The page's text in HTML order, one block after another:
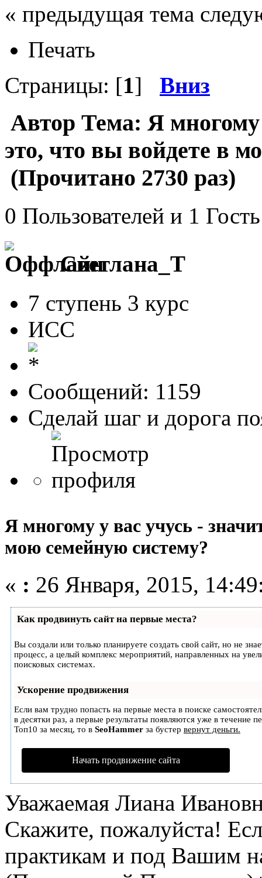
« предыдущая тема
Печать
Страницы: [1] Вниз
Автор Тема: Я многому
это, что вы войдете в
(Прочитано 2730 раз)
0 Пользователей и 1
Светлана_Т
7 ступень 3 курс
ИСС
Сообщений: 1159
Сделай шаг и дорога
Я многому у вас учусь -
мою семейную систему?
« : 26 Января, 2015,
Как продвинуть сайт на первые места?
Вы создали или только планируете создать свой сайт, но не
процесс, а целый комплекс мероприятий, направленных на
поисковых системах.
Ускорение продвижения
Если вам трудно попасть на первые места в поиске
в десятки раз, а первые результаты появляются уже в течение
Топ10 за месяц, то в SeoHammer за бустер вернут деньги.
Начать продвижение сайта
Уважаемая Лиана
Скажите, пожалуйста!
практикам и под Вашим